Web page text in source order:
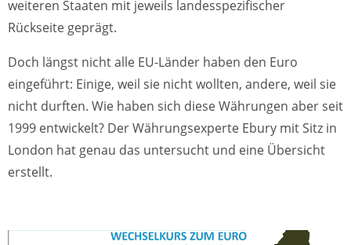
weiteren Staaten mit jeweils landesspezifischer
Rückseite geprägt.
Doch längst nicht alle EU-Länder haben den Euro
eingeführt: Einige, weil sie nicht wollten, andere, weil sie
nicht durften. Wie haben sich diese Währungen aber seit
1999 entwickelt? Der Währungsexperte Ebury mit Sitz in
London hat genau das untersucht und eine Übersicht
erstellt.